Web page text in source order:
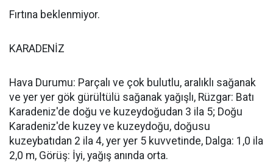
Fırtına beklenmiyor.
KARADENİZ
Hava Durumu: Parçalı ve çok bulutlu, aralıklı sağanak
ve yer yer gök gürültülü sağanak yağışlı, Rüzgar: Batı
Karadeniz'de doğu ve kuzeydoğudan 3 ila 5; Doğu
Karadeniz'de kuzey ve kuzeydoğu, doğusu
kuzeybatıdan 2 ila 4, yer yer 5 kuvvetinde, Dalga: 1,0 ila
2,0 m, Görüş: İyi, yağış anında orta.